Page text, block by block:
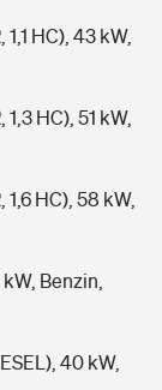
HC), 43 kW,
HC), 51 kW,
1,6 HC), 58 kW,
Benzin,
40 kW,